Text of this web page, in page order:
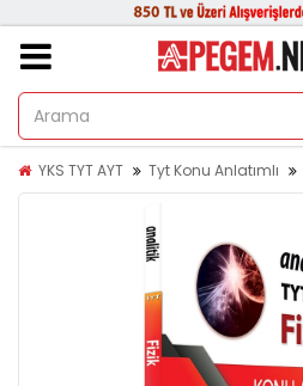
YKS TYT AYT Tyt Konu Anlatımlı